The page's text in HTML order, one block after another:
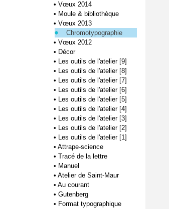
• Vœux 2014
• Moule & bibliothèque
• Vœux 2013
Chromotypographie
• Vœux 2012
• Décor
• Les outils de l'atelier [9]
• Les outils de l'atelier [8]
• Les outils de l'atelier [7]
• Les outils de l'atelier [6]
• Les outils de l'atelier [5]
• Les outils de l'atelier [4]
• Les outils de l'atelier [3]
• Les outils de l'atelier [2]
• Les outils de l'atelier [1]
• Attrape-science
• Tracé de la lettre
• Manuel
• Atelier de Saint-Maur
• Au courant
• Gutenberg
• Format typographique